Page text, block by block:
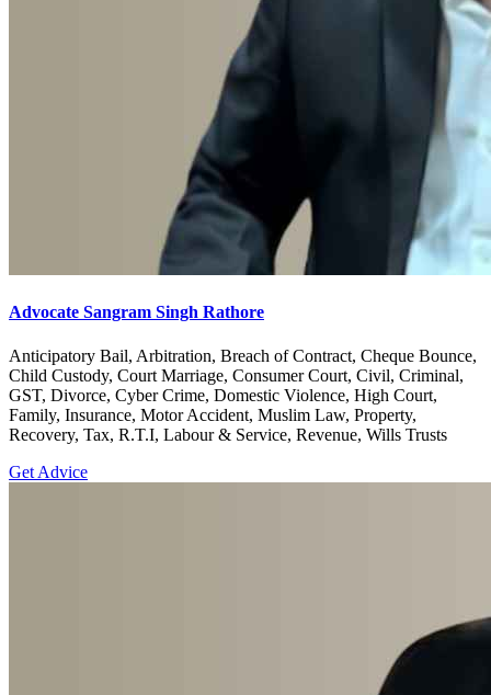
Advocate Sangram Singh Rathore
Anticipatory Bail, Arbitration, Breach of Contract, Cheque Bounce,
Child Custody, Court Marriage, Consumer Court, Civil, Criminal,
GST, Divorce, Cyber Crime, Domestic Violence, High Court,
Family, Insurance, Motor Accident, Muslim Law, Property,
Recovery, Tax, R.T.I, Labour & Service, Revenue, Wills Trusts
Get Advice